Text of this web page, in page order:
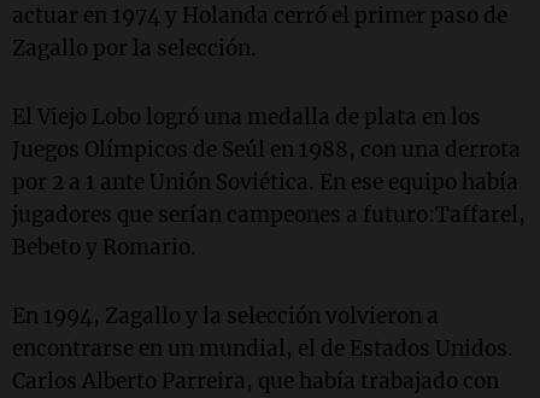
actuar en 1974 y Holanda cerró el primer paso de
Zagallo por la selección.
El Viejo Lobo logró una medalla de plata en los
Juegos Olímpicos de Seúl en 1988, con una derrota
por 2 a 1 ante Unión Soviética. En ese equipo había
jugadores que serían campeones a futuro:Taffarel,
Bebeto y Romario.
En 1994, Zagallo y la selección volvieron a
encontrarse en un mundial, el de Estados Unidos.
Carlos Alberto Parreira, que había trabajado con